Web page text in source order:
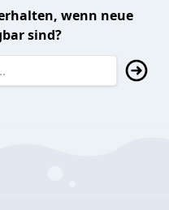
wenn neue
sind?